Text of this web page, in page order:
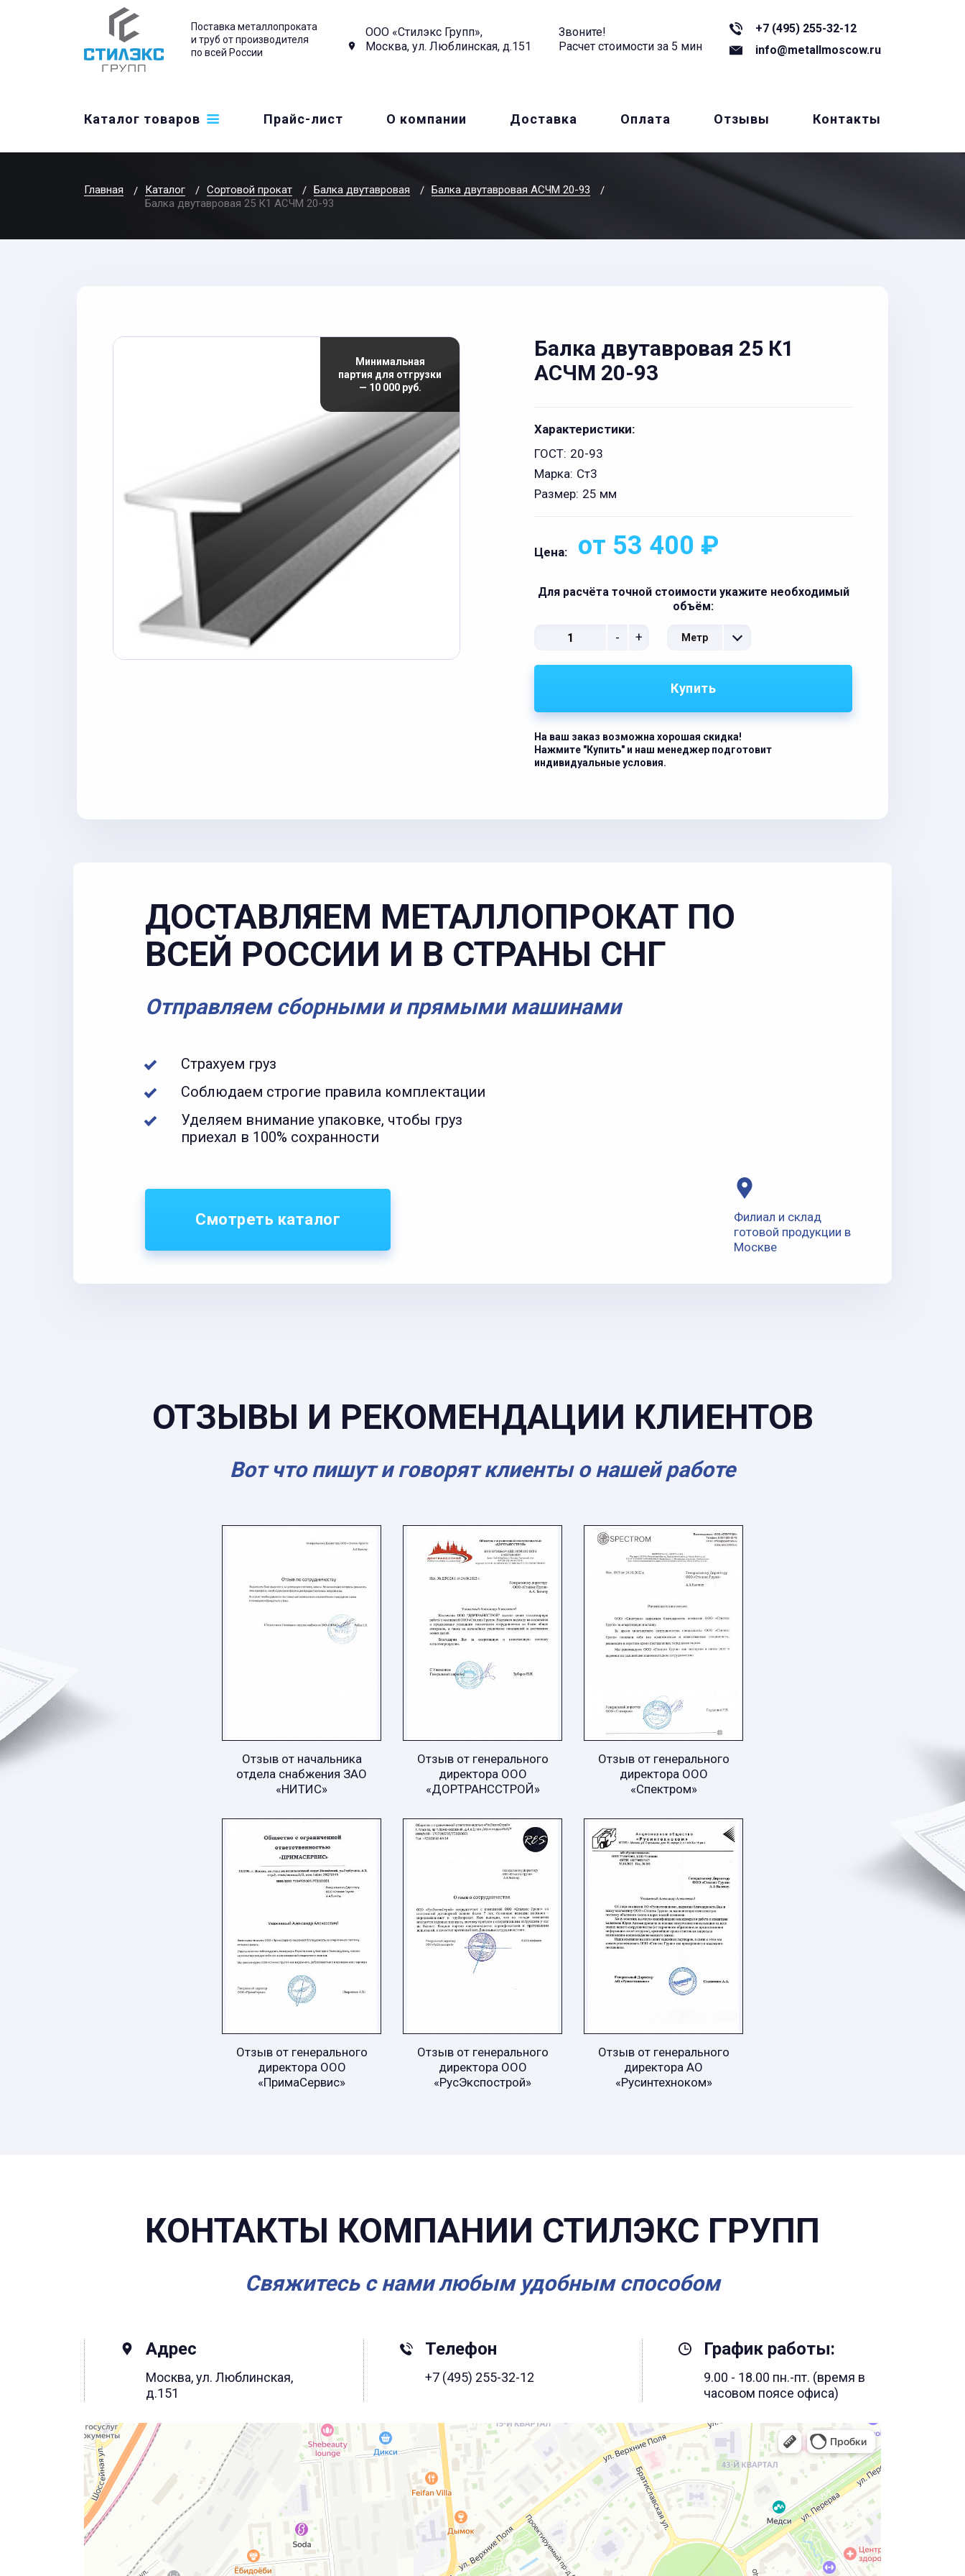
Поставка металлопроката
и труб от производителя
по всей России
ООО «Стилэкс Групп»,
Москва, ул. Люблинская, д.151
Звоните!
Расчет стоимости за 5 мин
+7 (495) 255-32-12
info@metallmoscow.ru
Каталог товаров Прайс-лист О компании Доставка Оплата Отзывы Контакты
Главная Каталог Сортовой прокат Балка двутавровая
Балка двутавровая АСЧМ 20-93
Балка двутавровая 25 К1 АСЧМ 20-93
Минимальная
партия для отгрузки
— 10 000 руб.
Балка двутавровая 25 К1
АСЧМ 20-93
Характеристики:
ГОСТ: 20-93
Марка: Ст3
Размер: 25 мм
Цена: от 53 400 ₽
Для расчёта точной стоимости укажите необходимый
объём:
- + Метр
Купить
На ваш заказ возможна хорошая скидка!
Нажмите "Купить" и наш менеджер подготовит
индивидуальные условия.
Филиал и склад
готовой продукции в
Москве
ДОСТАВЛЯЕМ МЕТАЛЛОПРОКАТ ПО
ВСЕЙ РОССИИ И В СТРАНЫ СНГ
Отправляем сборными и прямыми машинами
Страхуем груз
Соблюдаем строгие правила комплектации
Уделяем внимание упаковке, чтобы груз
приехал в 100% сохранности
Смотреть каталог
ОТЗЫВЫ И РЕКОМЕНДАЦИИ КЛИЕНТОВ
Вот что пишут и говорят клиенты о нашей работе
Отзыв от начальника
отдела снабжения ЗАО
«НИТИС»
Отзыв от генерального
директора ООО
«ДОРТРАНССТРОЙ»
Отзыв от генерального
директора ООО
«Спектром»
Отзыв от генерального
директора ООО
«ПримаСервис»
Отзыв от генерального
директора ООО
«РусЭкспострой»
Отзыв от генерального
директора АО
«Русинтехноком»
КОНТАКТЫ КОМПАНИИ СТИЛЭКС ГРУПП
Свяжитесь с нами любым удобным способом
Адрес
Москва, ул. Люблинская,
д.151
Телефон
+7 (495) 255-32-12
График работы:
9.00 - 18.00 пн.-пт. (время в
часовом поясе офиса)